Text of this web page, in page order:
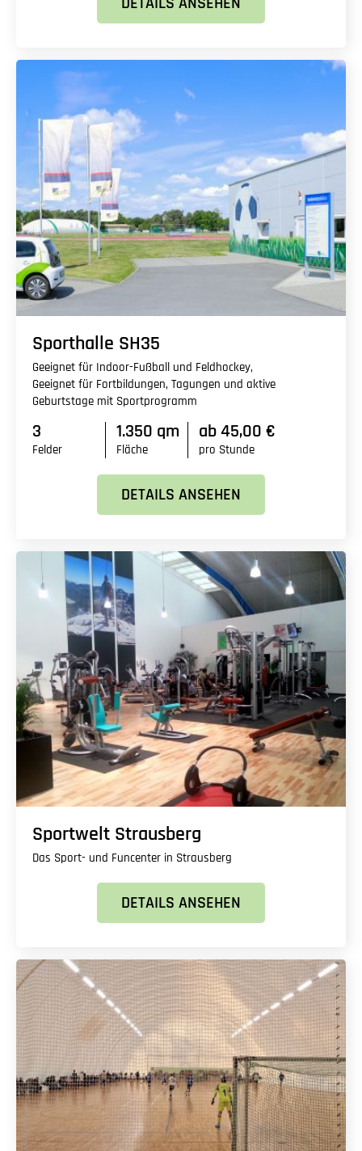
Sporthalle SH35
Geeignet für Indoor-Fußball und Feldhockey,
Geeignet für Fortbildungen, Tagungen und aktive
Geburtstage mit Sportprogramm
3
Felder
1.350 qm
Fläche
ab 45,00 €
pro Stunde
DETAILS ANSEHEN
Sportwelt Strausberg
Das Sport- und Funcenter in Strausberg
DETAILS ANSEHEN